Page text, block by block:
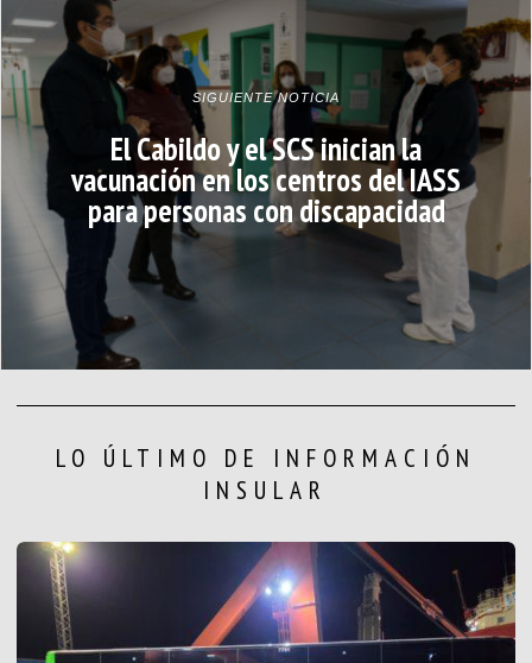
SIGUIENTE NOTICIA
El Cabildo y el SCS inician la
vacunación en los centros del IASS
para personas con discapacidad
LO ÚLTIMO DE INFORMACIÓN
INSULAR